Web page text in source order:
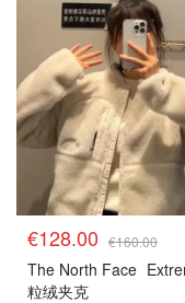
€128.00 €160.00
The North Face
粒绒夹克